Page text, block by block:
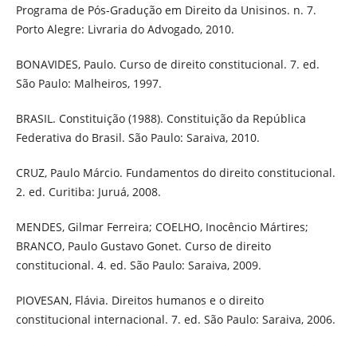
Programa de Pós-Gradução em Direito da Unisinos. n. 7.
Porto Alegre: Livraria do Advogado, 2010.
BONAVIDES, Paulo. Curso de direito constitucional. 7. ed.
São Paulo: Malheiros, 1997.
BRASIL. Constituição (1988). Constituição da República
Federativa do Brasil. São Paulo: Saraiva, 2010.
CRUZ, Paulo Márcio. Fundamentos do direito constitucional.
2. ed. Curitiba: Juruá, 2008.
MENDES, Gilmar Ferreira; COELHO, Inocêncio Mártires;
BRANCO, Paulo Gustavo Gonet. Curso de direito
constitucional. 4. ed. São Paulo: Saraiva, 2009.
PIOVESAN, Flávia. Direitos humanos e o direito
constitucional internacional. 7. ed. São Paulo: Saraiva, 2006.